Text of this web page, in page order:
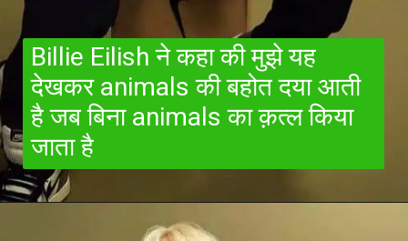
Billie Eilish ने कहा की मुझे यह
देखकर animals की बहोत दया आती
है जब बिना animals का क़त्ल किया
जाता है